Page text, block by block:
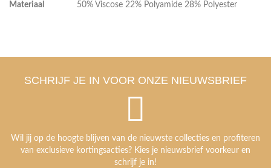
Materiaal 50% Viscose 22% Polyamide 28% Polyester
SCHRIJF JE IN VOOR ONZE NIEUWSBRIEF
Wil jij op de hoogte blijven van de nieuwste collecties en profiteren
van exclusieve kortingsacties? Kies je nieuwsbrief voorkeur en
schrijf je in!